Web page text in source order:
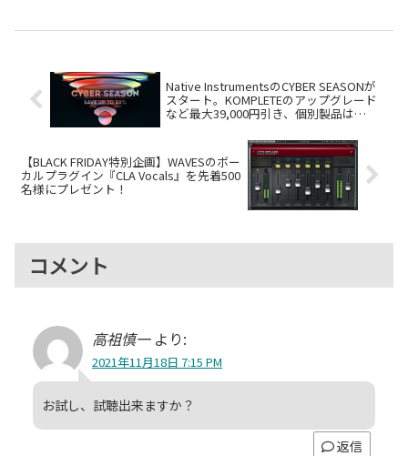
AUDIO。そのDOTEC-AUDIOか
バージョンアップでは、単なる機
Native InstrumentsのCYBER SEASONが
スタート。KOMPLETEのアップグレード
など最大39,000円引き、個別製品は
【BLACK FRIDAY特別企画】WAVESのボー
カルプラグイン『CLA Vocals』を先着500
名様にプレゼント！
コメント
高祖慎一 より:
2021年11月18日 7:15 PM
お試し、試聴出来ますか？
返信